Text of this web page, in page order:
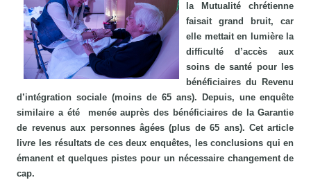
la Mutualité chrétienne
faisait grand bruit, car
elle mettait en lumière la
difficulté d’accès aux
soins de santé pour les
bénéficiaires du Revenu
d’intégration sociale (moins de 65 ans). Depuis, une enquête
similaire a été menée auprès des bénéficiaires de la Garantie
de revenus aux personnes âgées (plus de 65 ans). Cet article
livre les résultats de ces deux enquêtes, les conclusions qui en
émanent et quelques pistes pour un nécessaire changement de
cap.